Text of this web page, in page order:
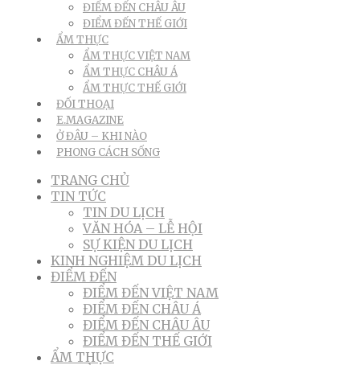
ĐIỂM ĐẾN CHÂU ÂU
ĐIỂM ĐẾN THẾ GIỚI
ẨM THỰC
ẨM THỰC VIỆT NAM
ẨM THỰC CHÂU Á
ẨM THỰC THẾ GIỚI
ĐỐI THOẠI
E.MAGAZINE
Ở ĐÂU – KHI NÀO
PHONG CÁCH SỐNG
TRANG CHỦ
TIN TỨC
TIN DU LỊCH
VĂN HÓA – LỄ HỘI
SỰ KIỆN DU LỊCH
KINH NGHIỆM DU LỊCH
ĐIỂM ĐẾN
ĐIỂM ĐẾN VIỆT NAM
ĐIỂM ĐẾN CHÂU Á
ĐIỂM ĐẾN CHÂU ÂU
ĐIỂM ĐẾN THẾ GIỚI
ẨM THỰC